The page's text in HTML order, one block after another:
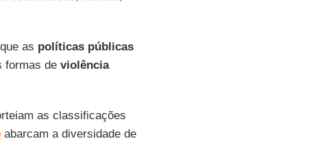
as políticas públicas
formas de violência
as classificações
abarcam a diversidade de